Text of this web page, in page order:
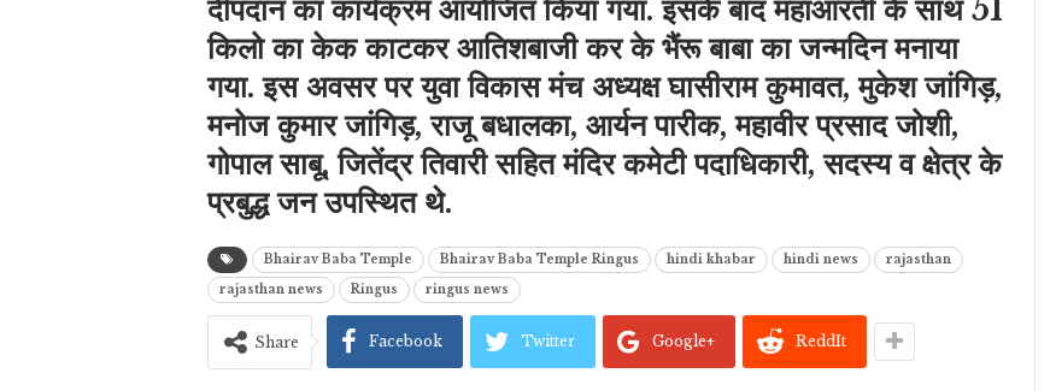
दीपदान का कार्यक्रम आयोजित किया गया. इसके बाद महाआरती के साथ 51
किलो का केक काटकर आतिशबाजी कर के भैंरू बाबा का जन्मदिन मनाया
गया. इस अवसर पर युवा विकास मंच अध्यक्ष घासीराम कुमावत, मुकेश जांगिड़,
मनोज कुमार जांगिड़, राजू बधालका, आर्यन पारीक, महावीर प्रसाद जोशी,
गोपाल साबू, जितेंद्र तिवारी सहित मंदिर कमेटी पदाधिकारी, सदस्य व क्षेत्र के
प्रबुद्ध जन उपस्थित थे.
Bhairav ​​Baba Temple Bhairav ​​Baba Temple Ringus hindi khabar hindi news
rajasthan
rajasthan news
Ringus ringus news
Share Facebook Twitter Google+ ReddIt